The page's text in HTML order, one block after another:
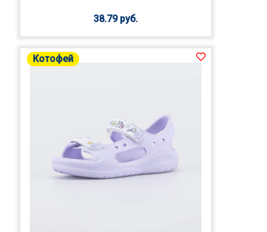
38.79 руб.
Котофей